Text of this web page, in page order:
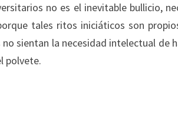
no es el inevitable bullicio,
tales ritos iniciáticos son
sientan la necesidad intelectual de
polvete.